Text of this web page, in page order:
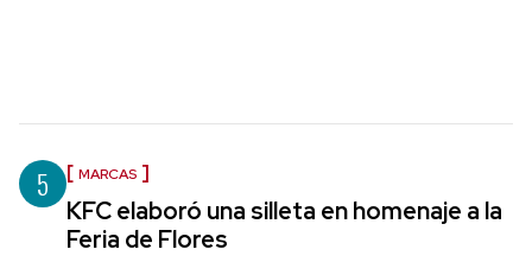
5 MARCAS
KFC elaboró una silleta en homenaje a la
Feria de Flores